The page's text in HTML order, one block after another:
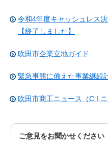
令和4年度キャッシュレス
【終了しました】
吹田市企業立地ガイド
緊急事態に備えた事業継続
吹田市商工ニュース（C.I.ニ
ご意見をお聞かせください